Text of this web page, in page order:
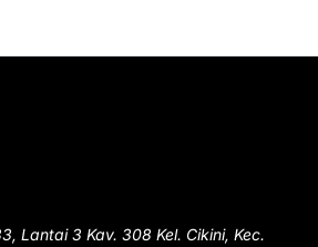
Lantai 3 Kav. 308 Kel. Cikini, Kec.